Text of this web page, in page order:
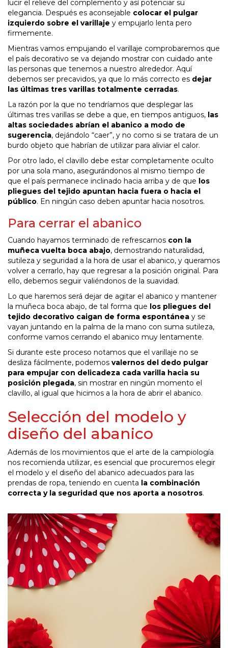
lucir el relieve del complemento y así potenciar su
elegancia. Después es aconsejable colocar el pulgar
izquierdo sobre el varillaje y empujarlo lenta pero
firmemente.
Mientras vamos empujando el varillaje comprobaremos que
el país decorativo se va dejando mostrar con cuidado ante
las personas que tenemos a nuestro alrededor. Aquí
debemos ser precavidos, ya que lo más correcto es dejar
las últimas tres varillas totalmente cerradas.
La razón por la que no tendríamos que desplegar las
últimas tres varillas se debe a que, en tiempos antiguos, las
altas sociedades abrían el abanico a modo de
sugerencia, dejándolo “caer”, y no como si se tratara de un
burdo objeto que habrían de utilizar para aliviar el calor.
Por otro lado, el clavillo debe estar completamente oculto
por una sola mano, asegurándonos al mismo tiempo de
que el país permanece inclinado hacia arriba y de que los
pliegues del tejido apuntan hacia fuera o hacia el
público. En ningún caso deben apuntar hacia nosotros.
Para cerrar el abanico
Cuando hayamos terminado de refrescarnos con la
muñeca vuelta boca abajo, demostrando naturalidad,
sutileza y seguridad a la hora de usar el abanico, y queramos
volver a cerrarlo, hay que regresar a la posición original. Para
ello, debemos seguir valiéndonos de la suavidad.
Lo que haremos será dejar de agitar el abanico y mantener
la muñeca boca abajo, de tal forma que los pliegues del
tejido decorativo caigan de forma espontánea y se
vayan juntando en la palma de la mano con suma sutileza,
conforme vamos cerrando el abanico muy lentamente.
Si durante este proceso notamos que el varillaje no se
desliza fácilmente, podemos valernos del dedo pulgar
para empujar con delicadeza cada varilla hacia su
posición plegada, sin mostrar en ningún momento el
clavillo, al igual que hicimos a la hora de abrir el abanico.
Selección del modelo y
diseño del abanico
Además de los movimientos que el arte de la campiología
nos recomienda utilizar, es esencial que procuremos elegir
el modelo y el diseño del abanico adecuados para las
prendas de ropa, teniendo en cuenta la combinación
correcta y la seguridad que nos aporta a nosotros.